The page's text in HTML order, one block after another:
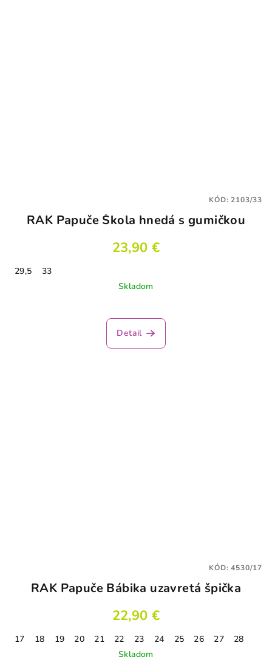
RAK Papuče Škola hnedá s gumičkou
23,90 €
29,5
33
Skladom
Detail
KÓD:2103/33
RAK Papuče Bábika uzavretá špička
22,90 €
17 18 19 20 21 22 23 24 25 26 27
28
Skladom
KÓD:4530/17